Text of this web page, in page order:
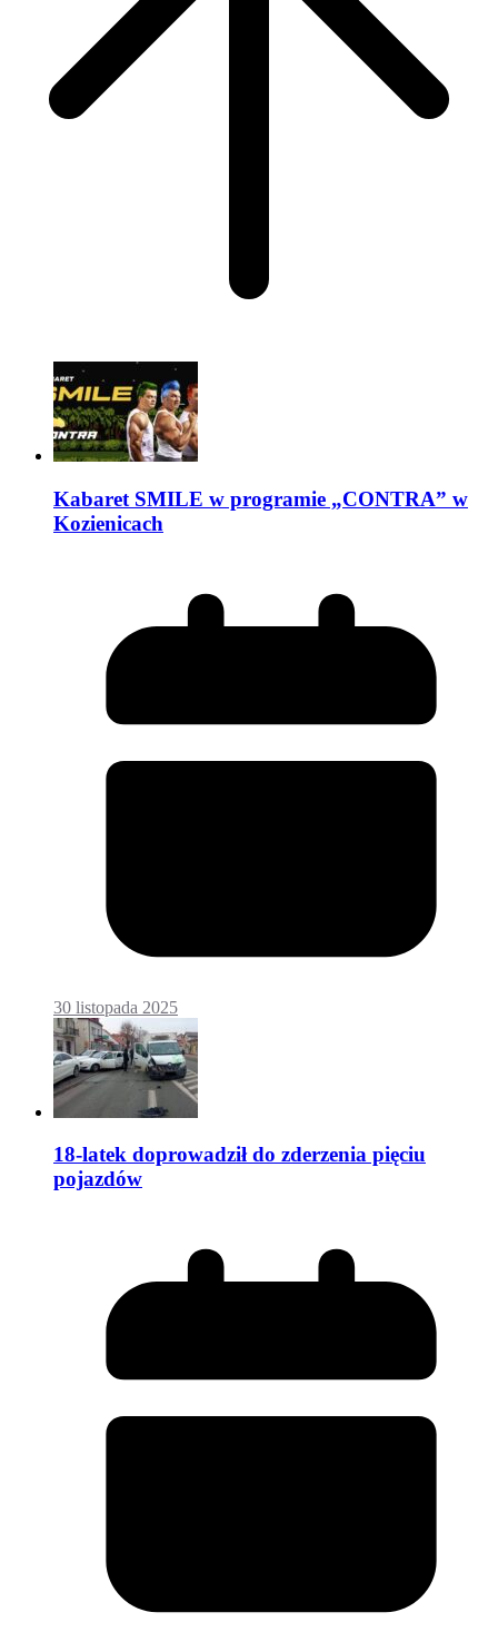
Kabaret SMILE w programie „CONTRA” w
Kozienicach
30 listopada 2025
18-latek doprowadził do zderzenia pięciu
pojazdów